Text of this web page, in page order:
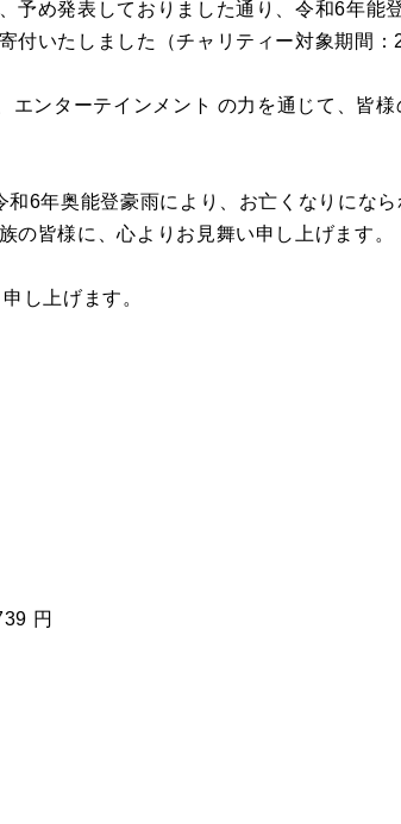
予め発表しておりました通り、令和6年能
付いたしました（チャリティー対象期間
エンターテインメント の⼒を通じて、皆
6年奥能登豪⾬により、お亡くなりにな
の皆様に、⼼よりお⾒舞い申し上げます。
し上げます。
円